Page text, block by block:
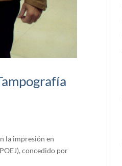
la impresión en
concedido por